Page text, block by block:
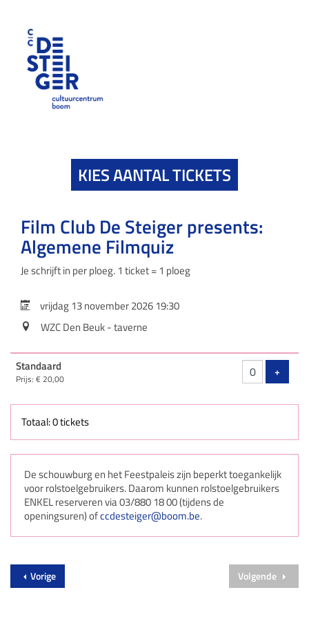
KIES AANTAL TICKETS
Film Club De Steiger presents:
Algemene Filmquiz
Je schrijft in per ploeg. 1 ticket = 1 ploeg
vrijdag 13 november 2026 19:30
WZC Den Beuk - taverne
Aantal
Standaard
Prijs: € 20,00
+Voeg
Totaal: 0 tickets
De schouwburg en het Feestpaleis zijn beperkt toegankelijk
voor rolstoelgebruikers. Daarom kunnen rolstoelgebruikers
ENKEL reserveren via 03/880 18 00 (tijdens de
openingsuren) ofccdesteiger@boom.be.
Vorige Volgende